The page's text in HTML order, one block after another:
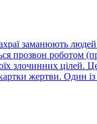
заманюють
прозвон роботом
цілей.
жертви. Один